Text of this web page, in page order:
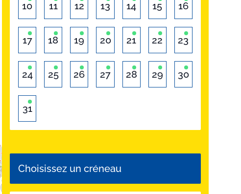
10 11 12 13 14 15 16
17 18 19 20 21 22 23
24 25 26 27 28 29 30
31
Choisissez un créneau